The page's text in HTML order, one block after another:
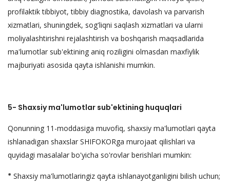
profilaktik tibbiyot, tibbiy diagnostika, davolash va parvarish
xizmatlari, shuningdek, sog'liqni saqlash xizmatlari va ularni
moliyalashtirishni rejalashtirish va boshqarish maqsadlarida
ma'lumotlar sub'ektining aniq roziligini olmasdan maxfiylik
majburiyati asosida qayta ishlanishi mumkin.
5- Shaxsiy ma'lumotlar sub'ektining huquqlari
Qonunning 11-moddasiga muvofiq, shaxsiy ma'lumotlari qayta
ishlanadigan shaxslar SHIFOKORga murojaat qilishlari va
quyidagi masalalar bo'yicha so'rovlar berishlari mumkin:
* Shaxsiy ma'lumotlaringiz qayta ishlanayotganligini bilish uchun;